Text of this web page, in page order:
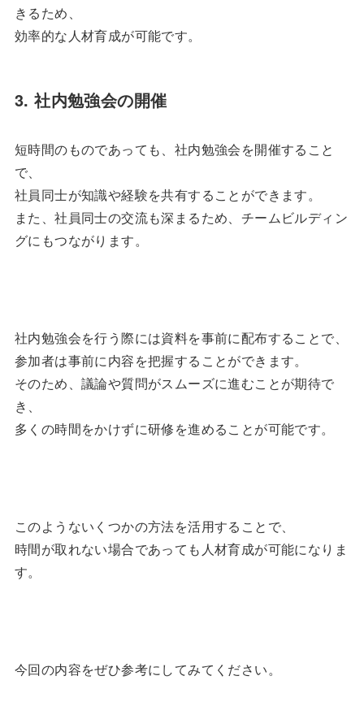
きるため、
効率的な人材育成が可能です。
3. 社内勉強会の開催
短時間のものであっても、社内勉強会を開催すること
で、
社員同士が知識や経験を共有することができます。
また、社員同士の交流も深まるため、チームビルディン
グにもつながります。
社内勉強会を行う際には資料を事前に配布することで、
参加者は事前に内容を把握することができます。
そのため、議論や質問がスムーズに進むことが期待で
き、
多くの時間をかけずに研修を進めることが可能です。
このようないくつかの方法を活用することで、
時間が取れない場合であっても人材育成が可能になりま
す。
今回の内容をぜひ参考にしてみてください。